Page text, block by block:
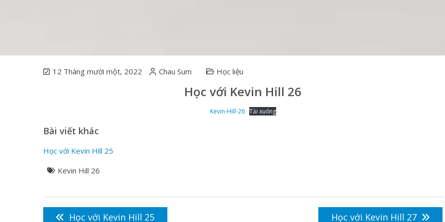
12 Tháng mười một, 2022 Chau Sum Học liệu
Học với Kevin Hill 26
Kevin-Hill-26 Tải xuống
Bài viết khác
Học với Kevin Hill 25
Kevin Hill 26
Điều
hướngHọc với Kevin Hill 25 Học với Kevin Hill 27